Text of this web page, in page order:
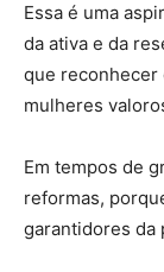
Essa é uma
da ativa e da
que reconhecer
mulheres
Em tempos de
reformas,
garantidores da